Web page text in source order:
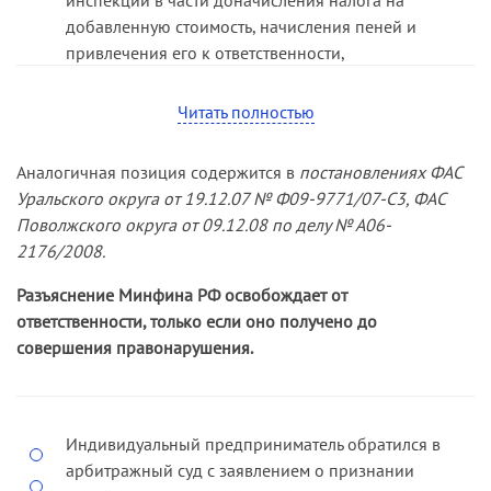
добавленную стоимость, начисления пеней и
привлечения его к ответственности,
без изменения постановлением
апелляционного суда, требования заявителя
удовлетворены частично. Спорное решение
налогового органа признано недействительным
использовании льготы, предусмотренной
подпунктом 23 пункта 2 статьи 149 НК РФ, и
соответствующего доначисления НДС,
предусмотренной пунктом 1 статьи 122 НК РФ, в
виде взыскания штрафа.
Читать полностью
Аналогичная позиция содержится в постановлениях ФАС
Уральского округа от 19.12.07 № Ф09-9771/07-С3, ФАС
Поволжского округа от 09.12.08 по делу № А06-
2176/2008.
Разъяснение Минфина РФ освобождает от
ответственности, только если оно получено до
совершения правонарушения.
Индивидуальный предприниматель обратился в
арбитражный суд с заявлением о признании